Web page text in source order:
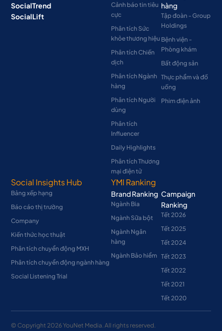
SocialTrend
SocialLift
Cảnh báo tin tiêu
cực
Phân tích Sức
khỏe thương hiệu
Phân tích Chiến
dịch
Phân tích Ngành
hàng
Phân tích Người
dùng
Phân tích
Influencer
Daily Highlights
Phân tích Thương
mại điện tử
hàng
Tập đoàn - Group
Holdings
Bệnh viện -
Phòng khám
Bất động sản
Thực phẩm và đồ
uống
Phim điện ảnh
Social Insights Hub
Bảng xếp hạng
Báo cáo thị trường
Company
Kiến thức học thuật
Phân tích chuyển động MXH
Phân tích chuyển động ngành hàng
Social Listening Trial
YMI Ranking
Brand Ranking
Ngành Bia
Ngành Sữa bột
Ngành Ngân
hàng
Ngành Bảo hiểm
Campaign
Ranking
Tết 2026
Tết 2025
Tết 2024
Tết 2023
Tết 2022
Tết 2021
Tết 2020
© Copyright 2026YouNet Media. All rights reserved.